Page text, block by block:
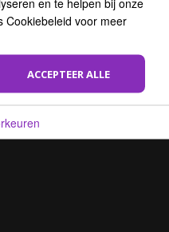
Cookiebeleid voor meer
ACCEPTEER ALLE